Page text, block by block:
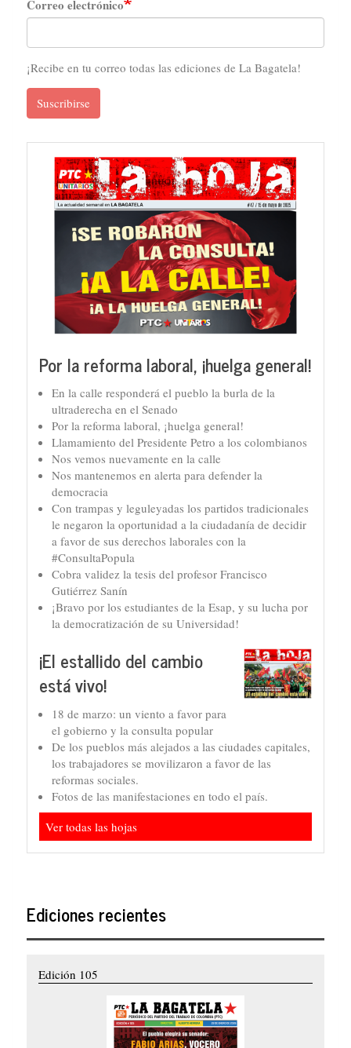
Correo electrónico
¡Recibe en tu correo todas las ediciones de La Bagatela!
Suscribirse
Por la reforma laboral, ¡huelga general!
En la calle responderá el pueblo la burla de la
ultraderecha en el Senado
Por la reforma laboral, ¡huelga general!
Llamamiento del Presidente Petro a los colombianos
Nos vemos nuevamente en la calle
Nos mantenemos en alerta para defender la
democracia
Con trampas y leguleyadas los partidos tradicionales
le negaron la oportunidad a la ciudadanía de decidir
a favor de sus derechos laborales con la
#ConsultaPopula
Cobra validez la tesis del profesor Francisco
Gutiérrez Sanín
¡Bravo por los estudiantes de la Esap, y su lucha por
la democratización de su Universidad!
¡El estallido del cambio
está vivo!
18 de marzo: un viento a favor para
el gobierno y la consulta popular
De los pueblos más alejados a las ciudades capitales,
los trabajadores se movilizaron a favor de las
reformas sociales.
Fotos de las manifestaciones en todo el país.
Ver todas las hojas
Ediciones recientes
Edición 105